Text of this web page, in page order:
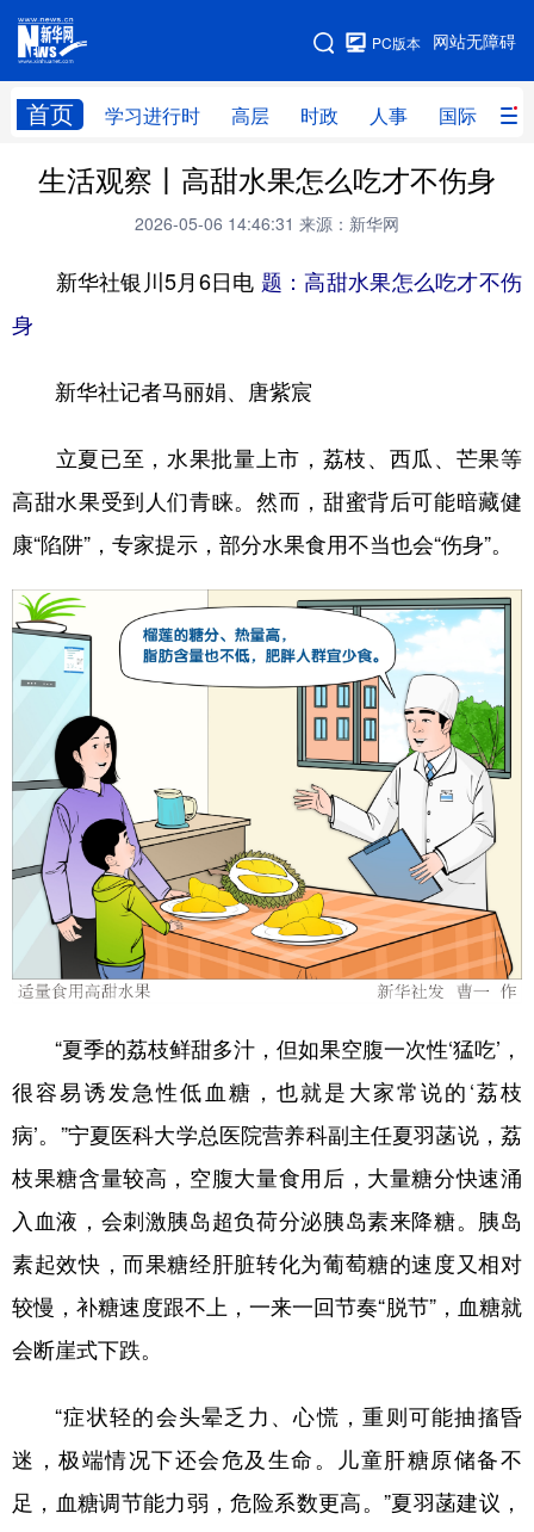
网站无障碍
PC版本
首页 学习进行时 高层 时政 人事 国际 财
网站地图
学习进行时 高层 时政 人事
财经 网评
台湾 思客智库 全球连线 教育
文化 书画
城市 旅游 会展
娱乐 时尚 悦读
公益 亚太网 上市公司
文化产业
地方频道
北京 天津 河北 山西
吉林 上海 江苏
广东 广西 海南 重庆
四川 贵州 云南 西藏
陕西 甘肃 青海 宁夏
新疆 内蒙古 黑龙江
多语种频道
English Español Français عربى
Русский язык 日本語 한국어
Deutsch Português
生活观察丨高甜水果怎么吃才不伤身
2026-05-06 14:46:31 来源：新华网
新华社银川5月6日电 题：高甜水果怎么吃才不伤
身
新华社记者马丽娟、唐紫宸
立夏已至，水果批量上市，荔枝、西瓜、芒果等
高甜水果受到人们青睐。然而，甜蜜背后可能暗藏健
康“陷阱”，专家提示，部分水果食用不当也会“伤身”。
“夏季的荔枝鲜甜多汁，但如果空腹一次性‘猛吃’，
很容易诱发急性低血糖，也就是大家常说的‘荔枝
病’。”宁夏医科大学总医院营养科副主任夏羽菡说，荔
枝果糖含量较高，空腹大量食用后，大量糖分快速涌
入血液，会刺激胰岛超负荷分泌胰岛素来降糖。胰岛
素起效快，而果糖经肝脏转化为葡萄糖的速度又相对
较慢，补糖速度跟不上，一来一回节奏“脱节”，血糖就
会断崖式下跌。
“症状轻的会头晕乏力、心慌，重则可能抽搐昏
迷，极端情况下还会危及生命。儿童肝糖原储备不
足，血糖调节能力弱，危险系数更高。”夏羽菡建议，